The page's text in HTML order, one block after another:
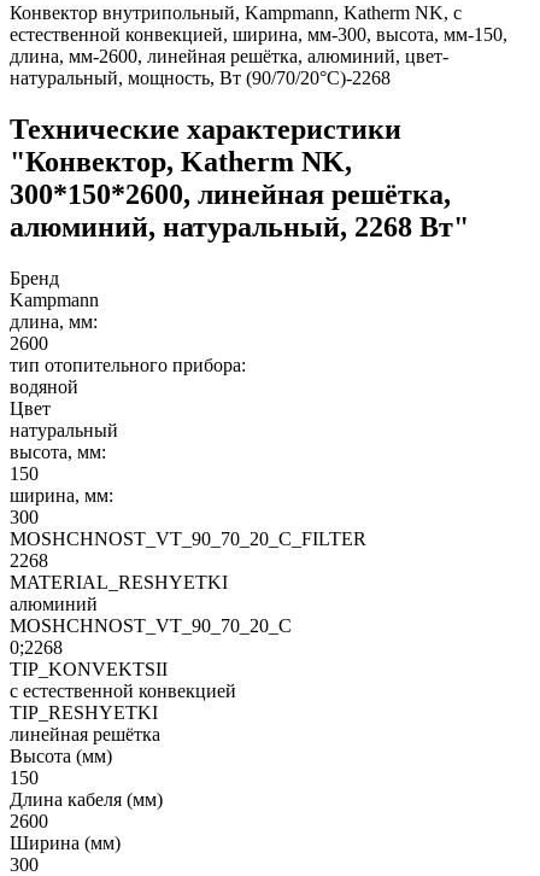
Конвектор внутрипольный, Kampmann, Katherm NK, с
естественной конвекцией, ширина, мм-300, высота, мм-150,
длина, мм-2600, линейная решётка, алюминий, цвет-
натуральный, мощность, Вт (90/70/20°C)-2268
Технические характеристики
"Конвектор, Katherm NK,
300*150*2600, линейная решётка,
алюминий, натуральный, 2268 Вт"
Бренд
Kampmann
длина, мм:
2600
тип отопительного прибора:
водяной
Цвет
натуральный
высота, мм:
150
ширина, мм:
300
MOSHCHNOST_VT_90_70_20_C_FILTER
2268
MATERIAL_RESHYETKI
алюминий
MOSHCHNOST_VT_90_70_20_C
0;2268
TIP_KONVEKTSII
с естественной конвекцией
TIP_RESHYETKI
линейная решётка
Высота (мм)
150
Длина кабеля (мм)
2600
Ширина (мм)
300